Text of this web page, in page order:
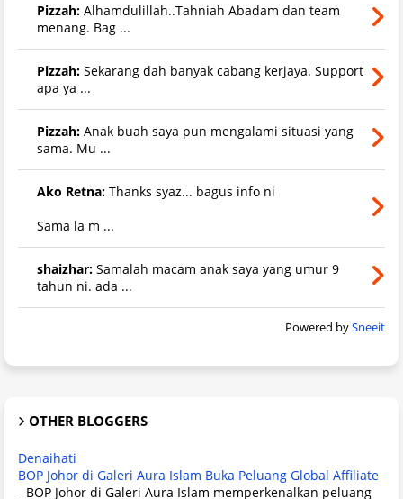
Pizzah: Alhamdulillah..Tahniah Abadam dan team
menang. Bag ...
Pizzah: Sekarang dah banyak cabang kerjaya. Support
apa ya ...
Pizzah: Anak buah saya pun mengalami situasi yang
sama. Mu ...
Ako Retna: Thanks syaz... bagus info ni
Sama la m ...
shaizhar: Samalah macam anak saya yang umur 9
tahun ni. ada ...
Powered bySneeit
OTHER BLOGGERS
Denaihati
BOP Johor di Galeri Aura Islam Buka Peluang Global Affiliate
- BOP Johor di Galeri Aura Islam memperkenalkan peluang